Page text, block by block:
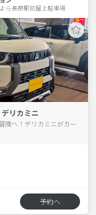
ら長原駅前屋上駐車場
リカミニ
険へ！デリカミニがカー
予約へ